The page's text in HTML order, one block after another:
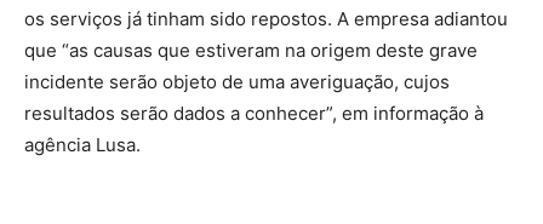
os serviços já tinham sido repostos. A empresa adiantou
que “as causas que estiveram na origem deste grave
incidente serão objeto de uma averiguação, cujos
resultados serão dados a conhecer”, em informação à
agência Lusa.